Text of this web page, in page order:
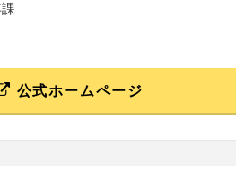
公式ホームページ